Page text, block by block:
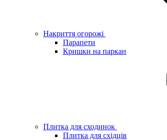
Накриття огорожі
Парапети
Кришки на паркан
Плитка для сходинок
Плитка для східців